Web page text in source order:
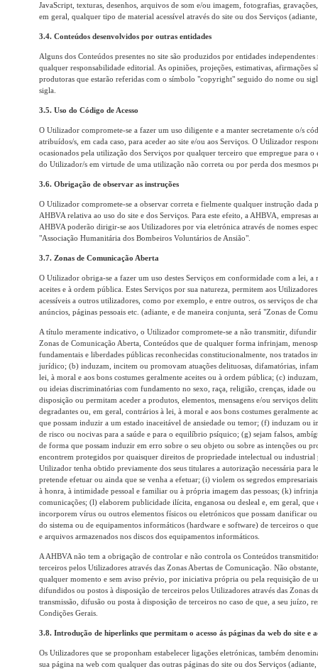
JavaScript, texturas, desenhos, arquivos de som e/ou imagem, fotografias,
em geral, qualquer tipo de material acessível através do site ou dos Serviços
3.4. Conteúdos desenvolvidos por outras entidades
Alguns dos Conteúdos presentes no site são produzidos por entidades
qualquer responsabilidade editorial. As opiniões, projeções, estimativas, afirmações
produtoras que estarão referidas com o símbolo "copyright" seguido do nome ou
sigla.
3.5. Uso do Código de Acesso
O Utilizador compromete-se a fazer um uso diligente e a manter secretamente o/s
atribuídos/s, em cada caso, para aceder ao site e/ou aos Serviços. O Utilizador
ocasionados pela utilização dos Serviços por qualquer terceiro que empregue para o
do Utilizador/s em virtude de uma utilização não correta ou por perda dos mesmos
3.6. Obrigação de observar as instruções
O Utilizador compromete-se a observar correta e fielmente qualquer instrução dada
AHBVA relativa ao uso do site e dos Serviços. Para este efeito, a AHBVA, empresas
AHBVA poderão dirigir-se aos Utilizadores por via eletrónica através de nomes
"Associação Humanitária dos Bombeiros Voluntários de Ansião".
3.7. Zonas de Comunicação Aberta
O Utilizador obriga-se a fazer um uso destes Serviços em conformidade com a lei, a
aceites e à ordem pública. Estes Serviços por sua natureza, permitem aos
acessíveis a outros utilizadores, como por exemplo, e entre outros, os serviços de
anúncios, páginas pessoais etc. (adiante, e de maneira conjunta, será "Zonas de
A título meramente indicativo, o Utilizador compromete-se a não transmitir, difundir
Zonas de Comunicação Aberta, Conteúdos que de qualquer forma infrinjam,
fundamentais e liberdades públicas reconhecidas constitucionalmente, nos tratados
jurídico; (b) induzam, incitem ou promovam atuações delituosas, difamatórias,
lei, à moral e aos bons costumes geralmente aceites ou à ordem pública; (c)
ou ideias discriminatórias com fundamento no sexo, raça, religião, crenças, idade
disposição ou permitam aceder a produtos, elementos, mensagens e/ou serviços
degradantes ou, em geral, contrários à lei, à moral e aos bons costumes geralmente
que possam induzir a um estado inaceitável de ansiedade ou temor; (f) induzam ou
de risco ou nocivas para a saúde e para o equilíbrio psíquico; (g) sejam falsos,
de forma que possam induzir em erro sobre o seu objeto ou sobre as intenções ou
encontrem protegidos por quaisquer direitos de propriedade intelectual ou industrial
Utilizador tenha obtido previamente dos seus titulares a autorização necessária para
pretende efetuar ou ainda que se venha a efetuar; (i) violem os segredos
à honra, à intimidade pessoal e familiar ou à própria imagem das pessoas; (k)
comunicações; (l) elaborem publicidade ilícita, enganosa ou desleal e, em geral,
incorporem vírus ou outros elementos físicos ou eletrónicos que possam danificar
do sistema ou de equipamentos informáticos (hardware e software) de terceiros o
e arquivos armazenados nos discos dos equipamentos informáticos.
A AHBVA não tem a obrigação de controlar e não controla os Conteúdos
terceiros pelos Utilizadores através das Zonas Abertas de Comunicação. Não
qualquer momento e sem aviso prévio, por iniciativa própria ou pela requisição de
difundidos ou postos à disposição de terceiros pelos Utilizadores através das Zonas
transmissão, difusão ou posta à disposição de terceiros no caso de que, a seu juízo,
Condições Gerais.
3.8. Introdução de hiperlinks que permitam o acesso ás páginas da web do site e
Os Utilizadores que se proponham estabelecer ligações eletrónicas, também
sua página na web com qualquer das outras páginas do site ou dos Serviços